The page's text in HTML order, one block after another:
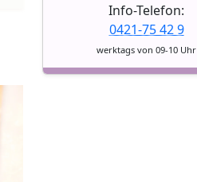
Info-Telefon:
0421-75 42 9
werktags von 09-10 Uhr